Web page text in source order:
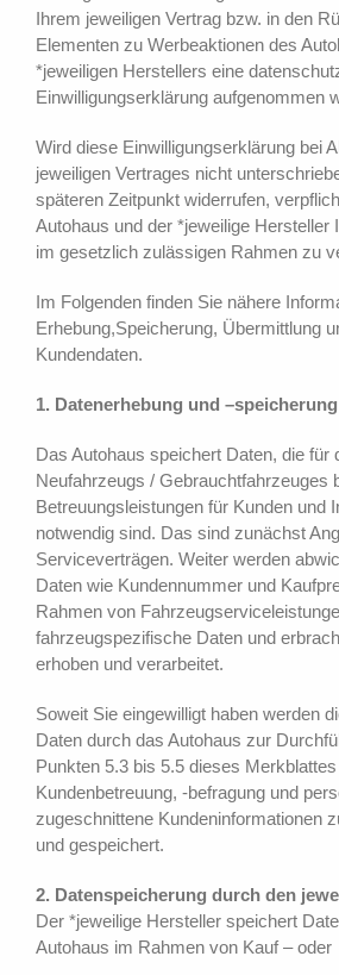
Ihrem jeweiligen Vertrag bzw. in den
Elementen zu Werbeaktionen des
*jeweiligen Herstellers eine
Einwilligungserklärung aufgenommen
Wird diese Einwilligungserklärung bei
jeweiligen Vertrages nicht
späteren Zeitpunkt widerrufen,
Autohaus und der *jeweilige Hersteller
im gesetzlich zulässigen Rahmen zu
Im Folgenden finden Sie nähere
Erhebung,Speicherung, Übermittlung
Kundendaten.
1. Datenerhebung und
Das Autohaus speichert Daten, die für
Neufahrzeugs / Gebrauchtfahrzeuges
Betreuungsleistungen für Kunden und
notwendig sind. Das sind zunächst
Serviceverträgen. Weiter werden
Daten wie Kundennummer und
Rahmen von
fahrzeugspezifische Daten und
erhoben und verarbeitet.
Soweit Sie eingewilligt haben werden
Daten durch das Autohaus zur
Punkten 5.3 bis 5.5 dieses
Kundenbetreuung, -befragung und
zugeschnittene Kundeninformationen
und gespeichert.
2. Datenspeicherung durch den
Der *jeweilige Hersteller speichert
Autohaus im Rahmen von Kauf – oder